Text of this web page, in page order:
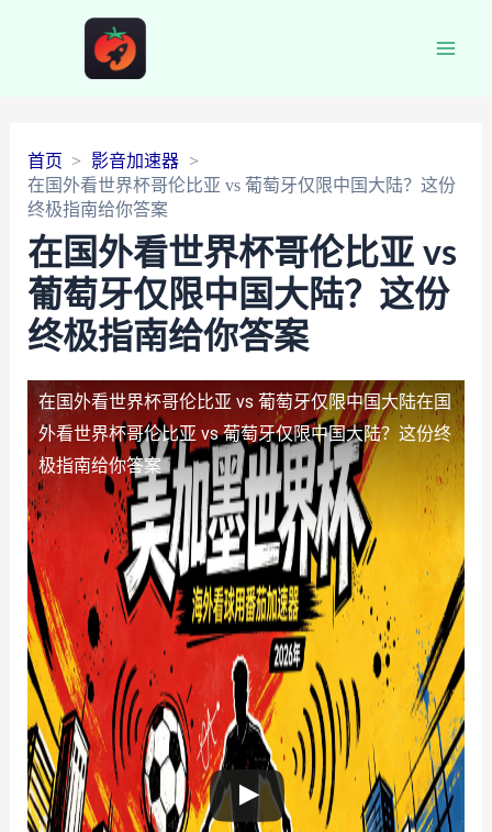
首页
影音加速器
在国外看世界杯哥伦比亚 vs 葡萄牙仅限中国大陆？这份
终极指南给你答案
在国外看世界杯哥伦比亚 vs
葡萄牙仅限中国大陆？这份
终极指南给你答案
在国外看世界杯哥伦比亚 vs 葡萄牙仅限中国大陆在国
外看世界杯哥伦比亚 vs 葡萄牙仅限中国大陆？这份终
极指南给你答案